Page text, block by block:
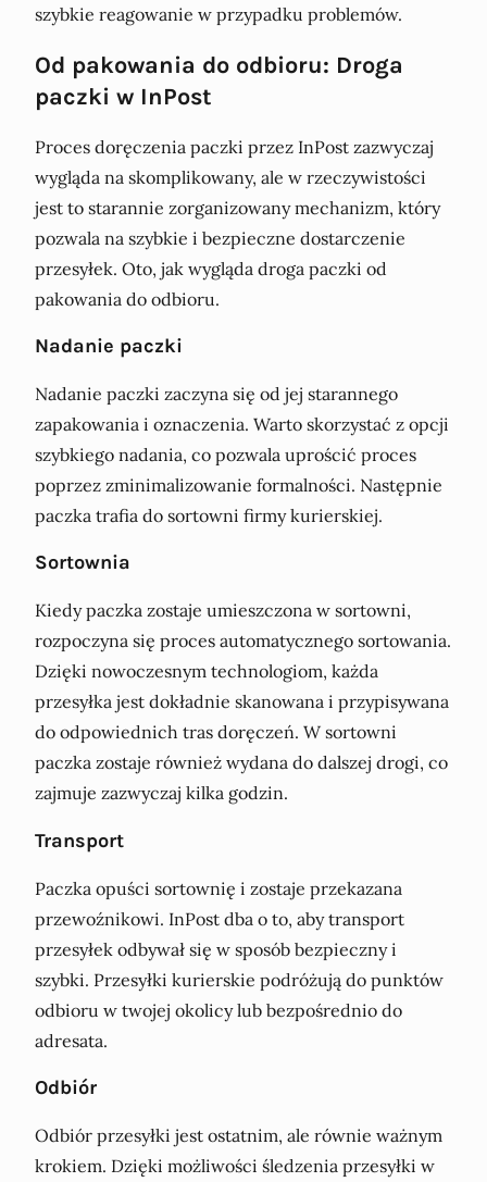
szybkie reagowanie w przypadku problemów.
Od pakowania do odbioru: Droga
paczki w InPost
Proces doręczenia paczki przez InPost zazwyczaj
wygląda na skomplikowany, ale w rzeczywistości
jest to starannie zorganizowany mechanizm, który
pozwala na szybkie i bezpieczne dostarczenie
przesyłek. Oto, jak wygląda droga paczki od
pakowania do odbioru.
Nadanie paczki
Nadanie paczki zaczyna się od jej starannego
zapakowania i oznaczenia. Warto skorzystać z opcji
szybkiego nadania, co pozwala uprościć proces
poprzez zminimalizowanie formalności. Następnie
paczka trafia do sortowni firmy kurierskiej.
Sortownia
Kiedy paczka zostaje umieszczona w sortowni,
rozpoczyna się proces automatycznego sortowania.
Dzięki nowoczesnym technologiom, każda
przesyłka jest dokładnie skanowana i przypisywana
do odpowiednich tras doręczeń. W sortowni
paczka zostaje również wydana do dalszej drogi, co
zajmuje zazwyczaj kilka godzin.
Transport
Paczka opuści sortownię i zostaje przekazana
przewoźnikowi. InPost dba o to, aby transport
przesyłek odbywał się w sposób bezpieczny i
szybki. Przesyłki kurierskie podróżują do punktów
odbioru w twojej okolicy lub bezpośrednio do
adresata.
Odbiór
Odbiór przesyłki jest ostatnim, ale równie ważnym
krokiem. Dzięki możliwości śledzenia przesyłki w